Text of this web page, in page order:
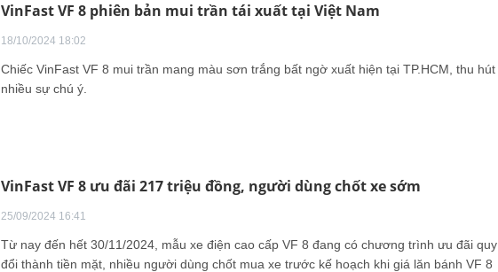
VinFast VF 8 phiên bản mui trần tái xuất tại Việt Nam
18/10/2024 18:02
Chiếc VinFast VF 8 mui trần mang màu sơn trắng bất ngờ xuất hiện tại TP.HCM, thu hút
nhiều sự chú ý.
VinFast VF 8 ưu đãi 217 triệu đồng, người dùng chốt xe sớm
25/09/2024 16:41
Từ nay đến hết 30/11/2024, mẫu xe điện cao cấp VF 8 đang có chương trình ưu đãi quy
đổi thành tiền mặt, nhiều người dùng chốt mua xe trước kế hoạch khi giá lăn bánh VF 8